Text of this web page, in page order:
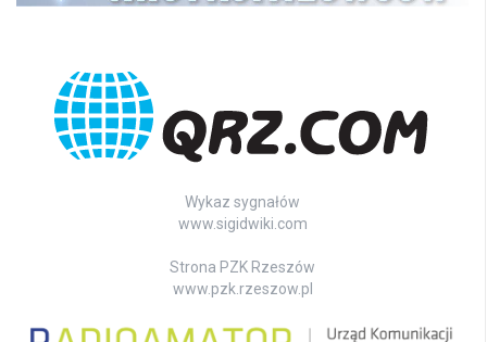
Wykaz sygnałów
www.sigidwiki.com
Strona PZK Rzeszów
www.pzk.rzeszow.pl